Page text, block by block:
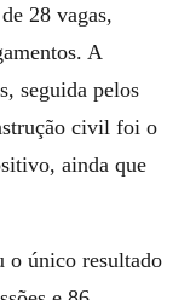
28 vagas,
A
seguida pelos
civil foi o
ainda que
o único resultado